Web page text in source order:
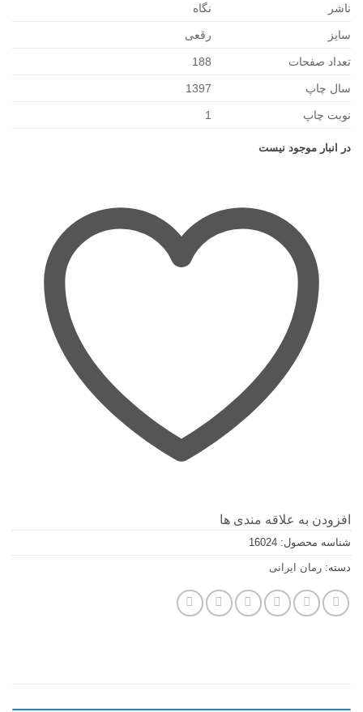
ناشر نگاه
سایز رقعی
تعداد صفحات 188
سال چاپ 1397
نوبت چاپ 1
در انبار موجود نیست
افزودن به علاقه مندی ها
شناسه محصول: 16024
دسته: رمان ایرانی